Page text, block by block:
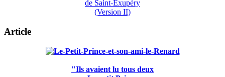
de Saint-Exupéry
(Version II)
Article
"Ils avaient lu tous deux